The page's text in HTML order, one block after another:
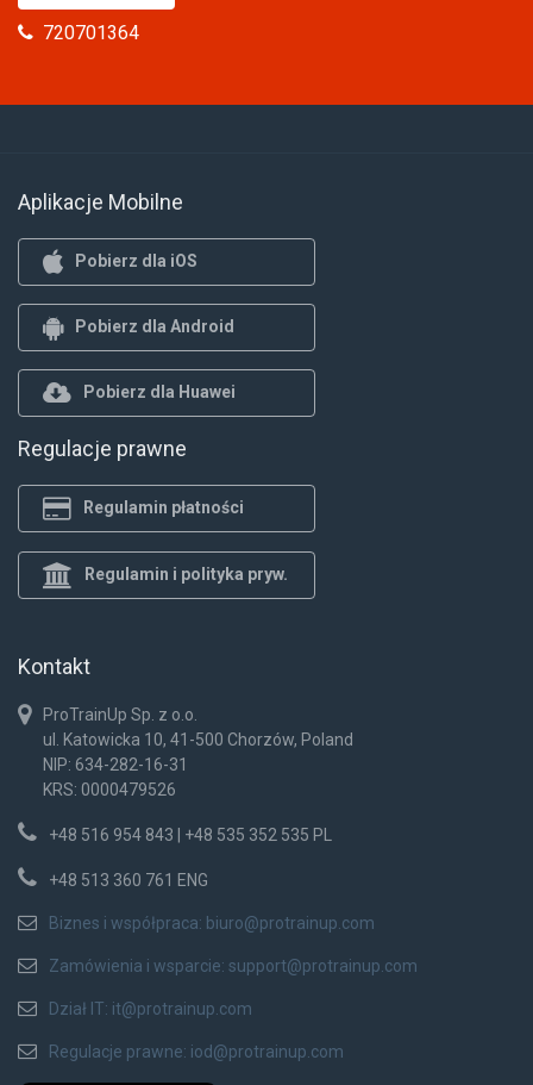
720701364
Aplikacje Mobilne
Pobierz dla iOS
Pobierz dla Android
Pobierz dla Huawei
Regulacje prawne
Regulamin płatności
Regulamin i polityka pryw.
Kontakt
ProTrainUp Sp. z o.o.
ul. Katowicka 10, 41-500 Chorzów, Poland
NIP: 634-282-16-31
KRS: 0000479526
+48 516 954 843 | +48 535 352 535 PL
+48 513 360 761 ENG
Biznes i współpraca: biuro@protrainup.com
Zamówienia i wsparcie: support@protrainup.com
Dział IT: it@protrainup.com
Regulacje prawne: iod@protrainup.com